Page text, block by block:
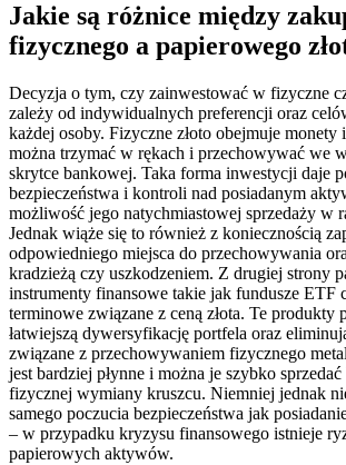
Jakie są różnice między
fizycznego a papierowego
Decyzja o tym, czy zainwestować w fizyczne
zależy od indywidualnych preferencji oraz
każdej osoby. Fizyczne złoto obejmuje monety
można trzymać w rękach i przechowywać we
skrytce bankowej. Taka forma inwestycji daje
bezpieczeństwa i kontroli nad posiadanym
możliwość jego natychmiastowej sprzedaży w
Jednak wiąże się to również z koniecznością
odpowiedniego miejsca do przechowywania
kradzieżą czy uszkodzeniem. Z drugiej strony
instrumenty finansowe takie jak fundusze ETF
terminowe związane z ceną złota. Te produkty
łatwiejszą dywersyfikację portfela oraz
związane z przechowywaniem fizycznego
jest bardziej płynne i można je szybko
fizycznej wymiany kruszcu. Niemniej jednak
samego poczucia bezpieczeństwa jak
– w przypadku kryzysu finansowego istnieje
papierowych aktywów.